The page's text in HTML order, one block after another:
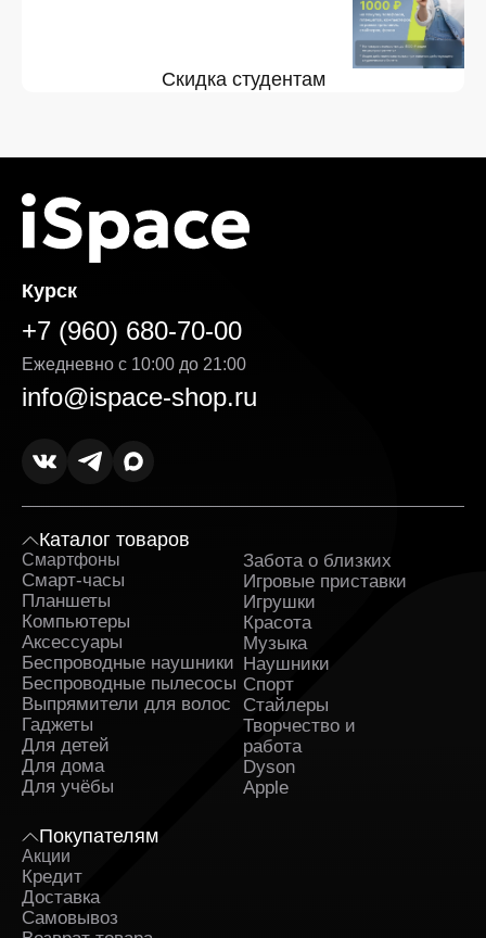
Скидка студентам
Курск
+7 (960) 680-70-00
Ежедневно с 10:00 до 21:00
info@ispace-shop.ru
Каталог товаров
Смартфоны
Смарт-часы
Планшеты
Компьютеры
Аксессуары
Беспроводные наушники
Беспроводные пылесосы
Выпрямители для волос
Гаджеты
Для детей
Для дома
Для учёбы
Забота о близких
Игровые приставки
Игрушки
Красота
Музыка
Наушники
Спорт
Стайлеры
Творчество и
работа
Dyson
Apple
Покупателям
Акции
Кредит
Доставка
Самовывоз